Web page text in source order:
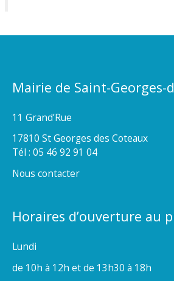
Mairie de Saint-Georges-
11 Grand’Rue
17810 St Georges des Coteaux
Tél : 05 46 92 91 04
Nous contacter
Horaires d’ouverture au
Lundi
de 10h à 12h et de 13h30 à 18h